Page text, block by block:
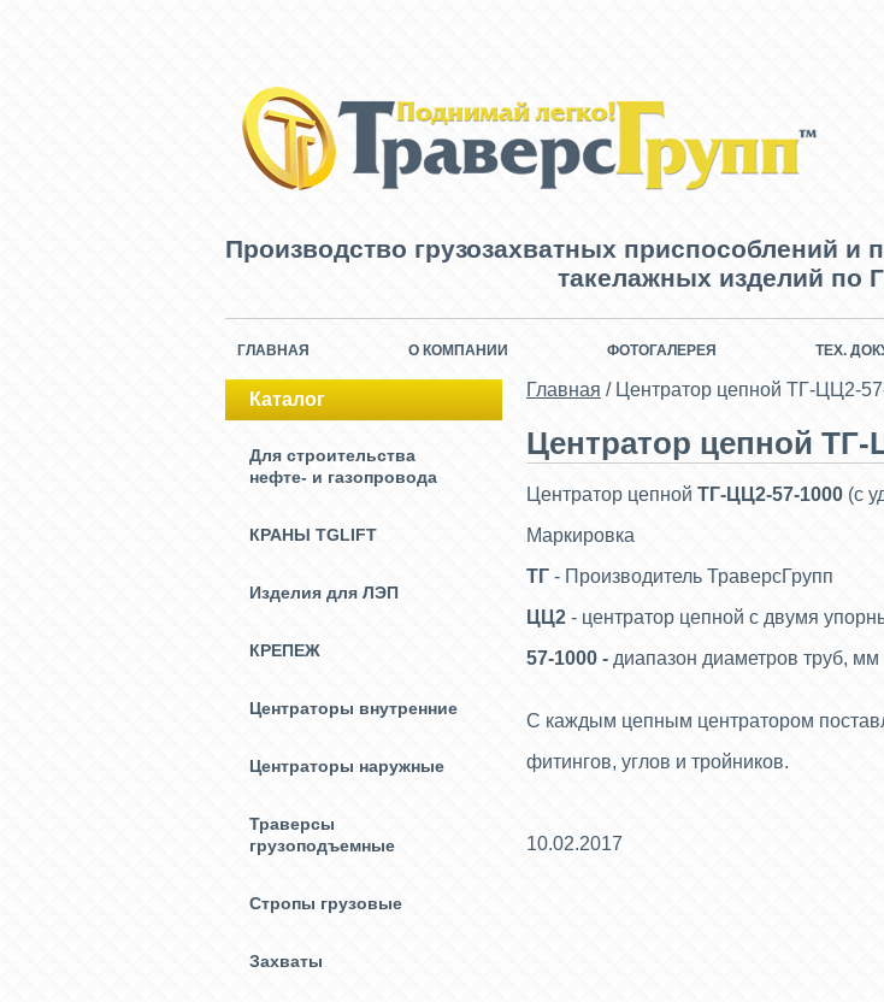
Производство грузозахватных приспособлений и
такелажных изделий по
ГЛАВНАЯ О КОМПАНИИ ФОТОГАЛЕРЕЯ ТЕХ.
Каталог
Для строительства
нефте- и газопровода
КРАНЫ TGLIFT
Изделия для ЛЭП
КРЕПЕЖ
Центраторы внутренние
Центраторы наружные
Траверсы
грузоподъемные
Стропы грузовые
Захваты
Главная / Центратор цепной ТГ-ЦЦ2-
Центратор цепной ТГ-
Центратор цепной ТГ-ЦЦ2-57-1000 (с
Маркировка
ТГ - Производитель ТраверсГрупп
ЦЦ2 - центратор цепной с двумя
57-1000 - диапазон диаметров труб, мм
С каждым цепным центратором
фитингов, углов и тройников.
10.02.2017